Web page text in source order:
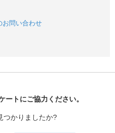
お問い合わせ
ートにご協力ください。
つかりましたか?